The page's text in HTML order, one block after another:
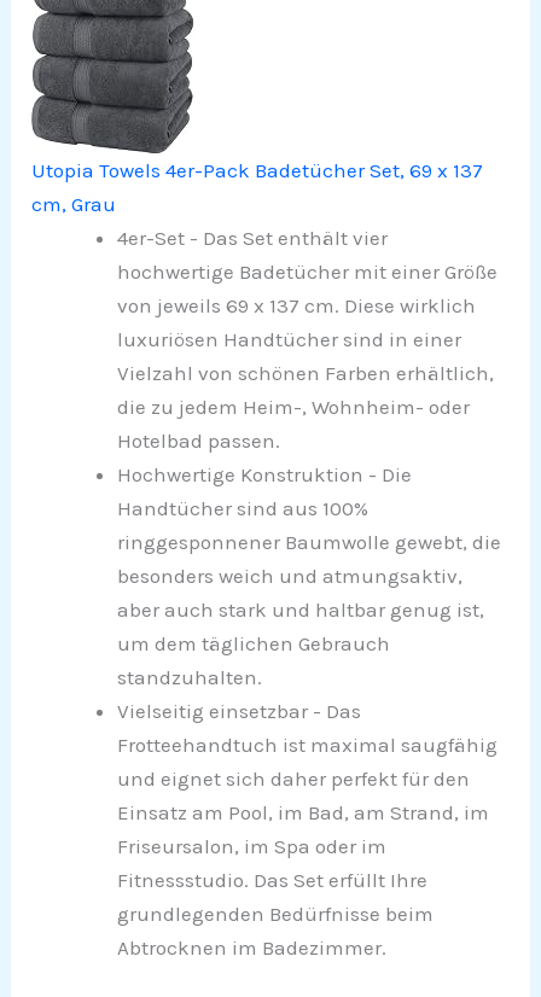
Utopia Towels 4er-Pack Badetücher Set, 69 x 137
cm, Grau
4er-Set - Das Set enthält vier
hochwertige Badetücher mit einer Größe
von jeweils 69 x 137 cm. Diese wirklich
luxuriösen Handtücher sind in einer
Vielzahl von schönen Farben erhältlich,
die zu jedem Heim-, Wohnheim- oder
Hotelbad passen.
Hochwertige Konstruktion - Die
Handtücher sind aus 100%
ringgesponnener Baumwolle gewebt, die
besonders weich und atmungsaktiv,
aber auch stark und haltbar genug ist,
um dem täglichen Gebrauch
standzuhalten.
Vielseitig einsetzbar - Das
Frotteehandtuch ist maximal saugfähig
und eignet sich daher perfekt für den
Einsatz am Pool, im Bad, am Strand, im
Friseursalon, im Spa oder im
Fitnessstudio. Das Set erfüllt Ihre
grundlegenden Bedürfnisse beim
Abtrocknen im Badezimmer.